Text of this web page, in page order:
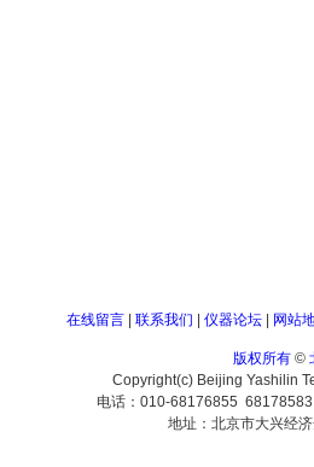
在线留言| 联系我们 仪器论坛| 网站
版权所有©
Copyright(c) Beijing Yashilin
电话：010-68176855
地址：北京市大兴经